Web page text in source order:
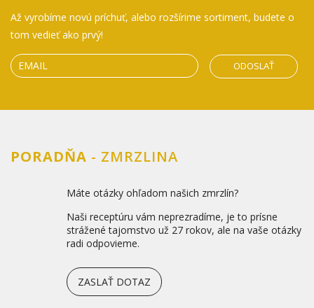
Až vyrobíme novú príchuť, alebo rozšírime sortiment, budete o
tom vedieť ako prvý!
ODOSLAŤ
PORADŇA - ZMRZLINA
Máte otázky ohľadom našich zmrzlín?
Naši receptúru vám neprezradíme, je to prísne
strážené tajomstvo už 27 rokov, ale na vaše otázky
radi odpovieme.
ZASLAŤ DOTAZ